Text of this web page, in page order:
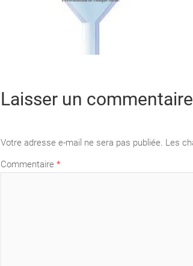
Laisser un commentaire
Votre adresse e-mail ne sera pas publiée. Les
Commentaire *